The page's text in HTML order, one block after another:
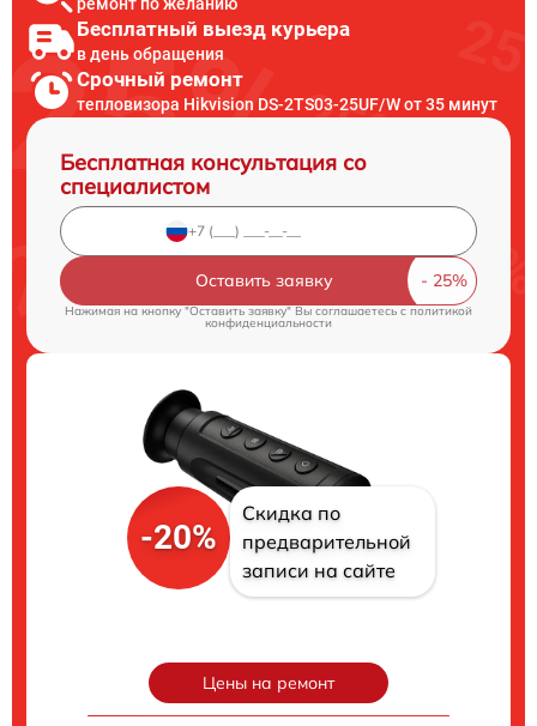
ремонт по желанию
Бесплатный выезд курьера
в день обращения
Срочный ремонт
тепловизора Hikvision DS-2TS03-25UF/W от 35 минут
Бесплатная консультация со
специалистом
Оставить заявку
Нажимая на кнопку "Оставить заявку" Вы соглашаетесь cполитикой
конфиденциальности
-20%
Скидка по
предварительной
записи на сайте
Цены на ремонт